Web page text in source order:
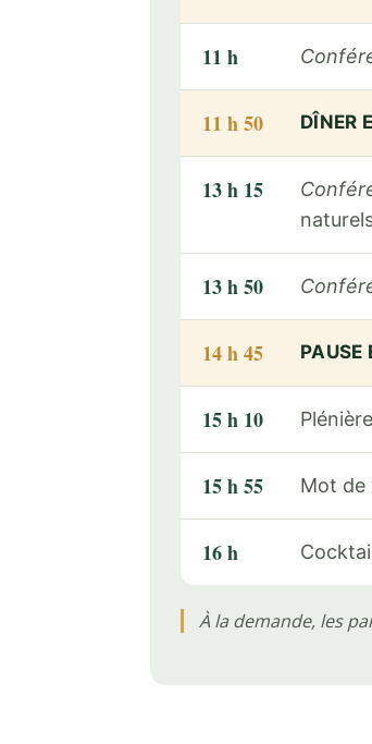
11 h
11 h 50 DÎNER
13 h 15
13 h 50
14 h 45 PAUSE
15 h 10 Plénière
15 h 55 Mot de
16 h
À la demande, les